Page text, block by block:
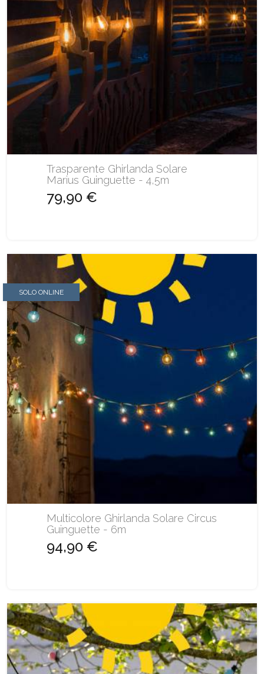
Trasparente Ghirlanda Solare
Marius Guinguette - 4,5m
79,90 €
SOLO ONLINE
Multicolore Ghirlanda Solare Circus
Guinguette - 6m
94,90 €